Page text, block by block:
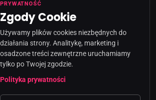
VANESSA SPÓŁKA Z O.O
NADAWCY
PRYWATNOŚĆ
Zgody Cookie
Używamy plików cookies niezbędnych do
działania strony. Analitykę, marketing i
osadzone treści zewnętrzne uruchamiamy
tylko po Twojej zgodzie.
Polityka prywatności